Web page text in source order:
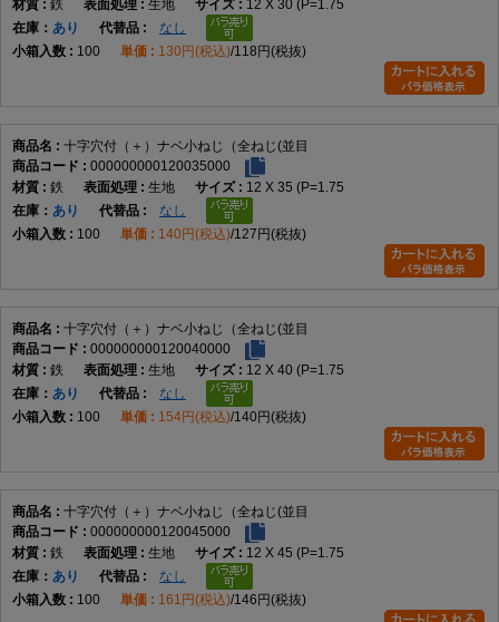
表面処理
締結相手や施工条件に合わせて選定する
向いている用途
各種設備
保守・交換作業
一般的な締結用途
データに記載のない性能が必要な用途
規格について
小ねじにはJISやISOで規定されている形状がありますが、データには具体
鉄 生地
12 X 30 (P=1.75
在庫
あり
なし
100
130円(税込) 118円(税抜)
十字穴付（＋）ナベ小ねじ（全ねじ(並目
000000000120035000
鉄
生地
12 X 35 (P=1.75
在庫
あり
なし
100
140円(税込) 127円(税抜)
十字穴付（＋）ナベ小ねじ（全ねじ(並目
000000000120040000
鉄
生地
12 X 40 (P=1.75
在庫
あり
なし
100
154円(税込) 140円(税抜)
十字穴付（＋）ナベ小ねじ（全ねじ(並目
000000000120045000
鉄
生地
12 X 45 (P=1.75
在庫
あり
なし
100
161円(税込) 146円(税抜)